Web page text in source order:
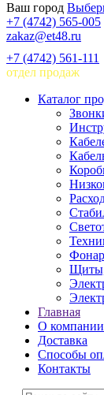
Ваш город
+7 (4742) 565-005
zakaz@et48.ru
+7 (4742) 561-111
отдел продаж
Каталог
Главная
О компании
Доставка
Способы
Контакты